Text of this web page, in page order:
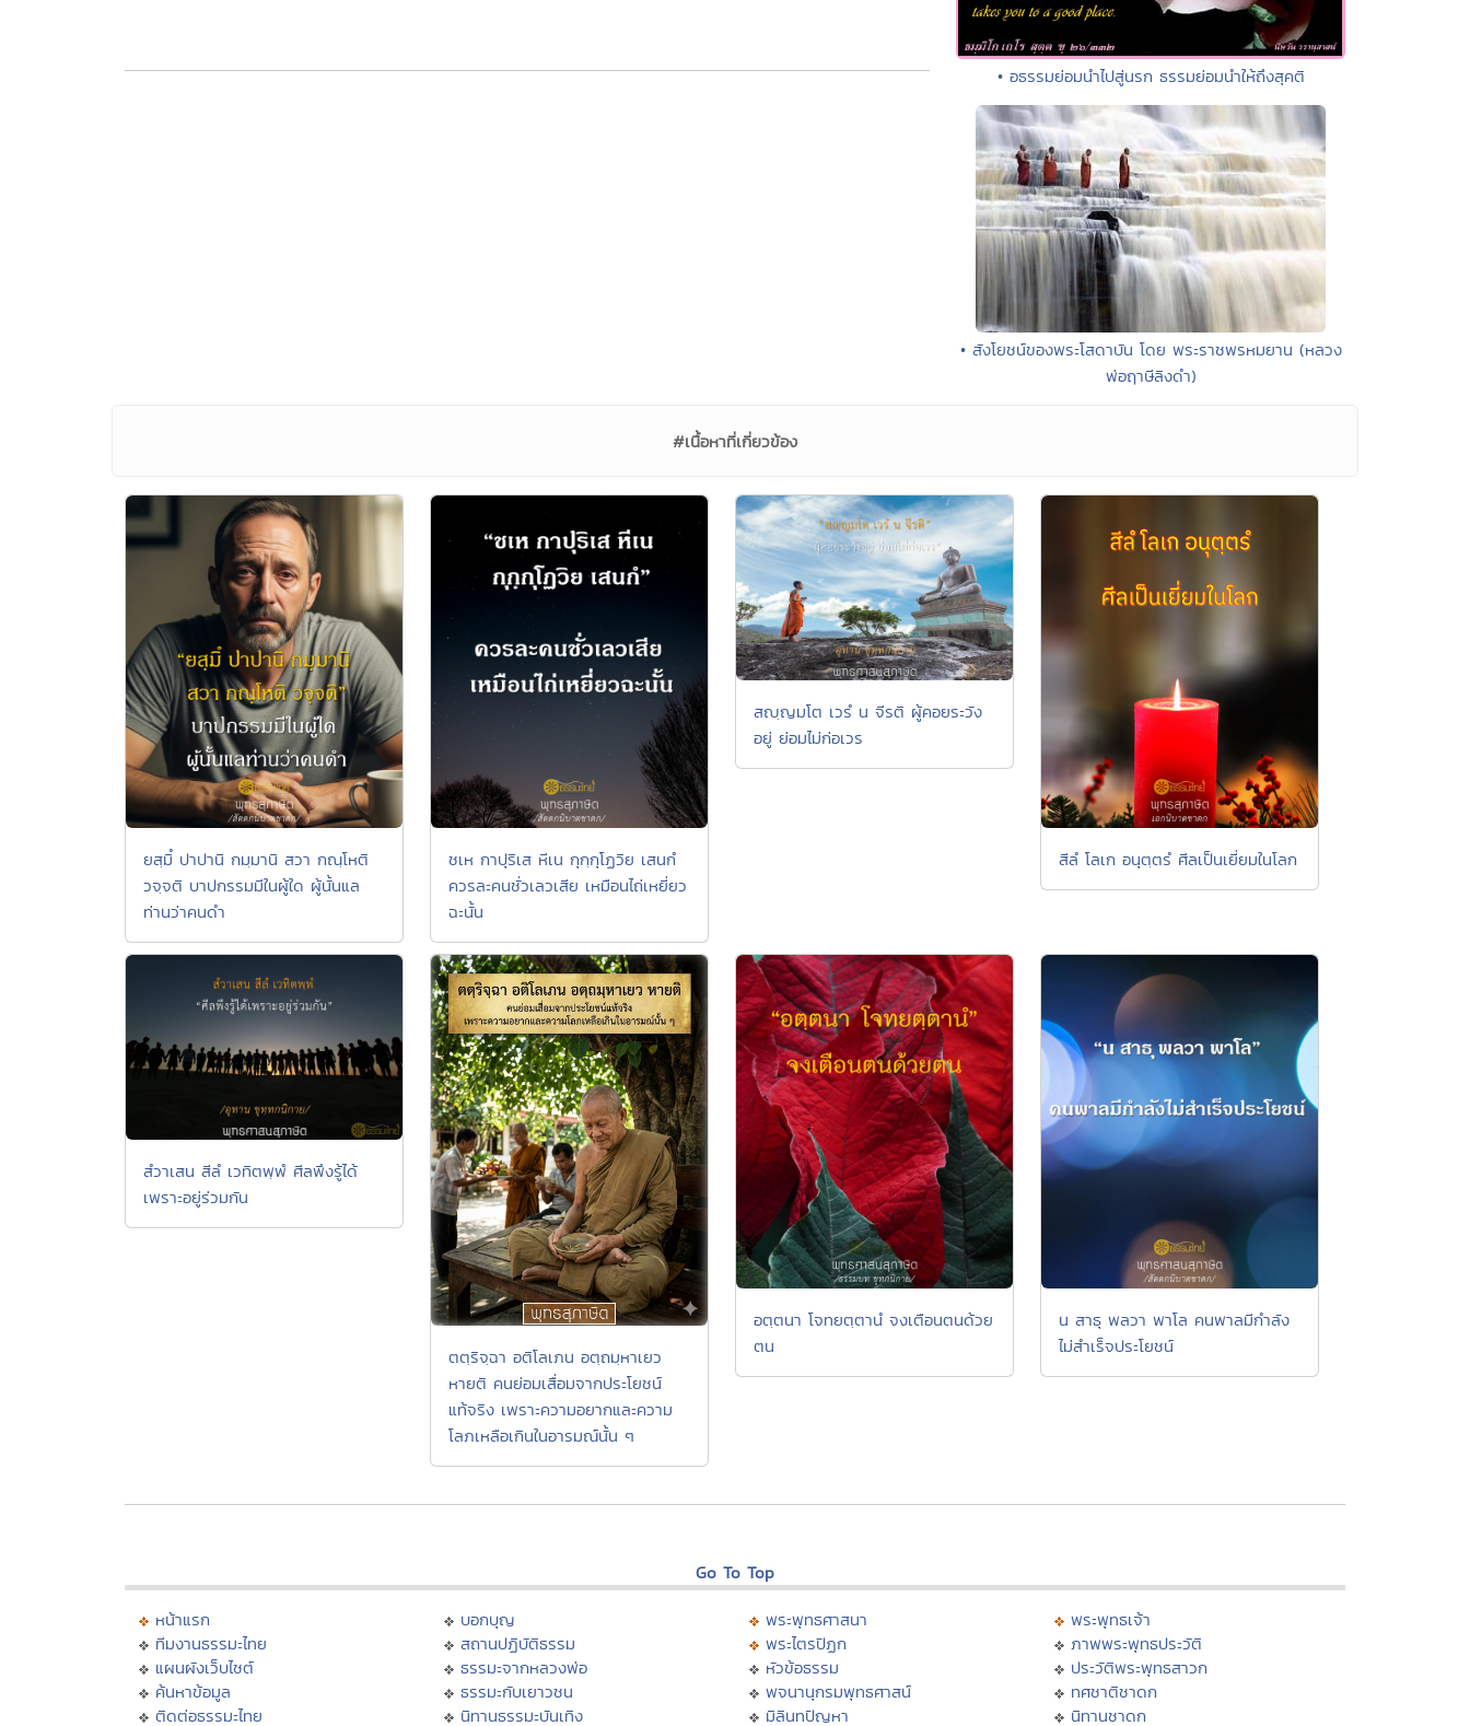
• อธรรมย่อมนำไปสู่นรก ธรรมย่อมนำให้ถึงสุคติ
• สังโยชน์ของพระโสดาบัน โดย พระราชพรหมยาน (หลวง
พ่อฤาษีลิงดำ)
#เนื้อหาที่เกี่ยวข้อง
ยสฺมิํ ปาปานิ กมฺมานิ สวา กณฺโหติ
วจฺจติ บาปกรรมมีในผู้ใด ผู้นั้นแล
ท่านว่าคนดำ
ชเห กาปุริเส หีเน กุกฺกุโฏวิย เสนกํ
ควรละคนชั่วเลวเสีย เหมือนไถ่เหยี่ยว
ฉะนั้น
สญฺญมโต เวรํ น จีรติ ผู้คอยระวัง
อยู่ ย่อมไม่ก่อเวร
สีลํ โลเก อนุตฺตรํ ศีลเป็นเยี่ยมในโลก
สํวาเสน สีลํ เวทิตพฺพํ ศีลพึงรู้ได้
เพราะอยู่ร่วมกัน
ตตฺริจฺฉา อติโลเภน อตฺถมฺหาเยว
หายติ คนย่อมเสื่อมจากประโยชน์
แท้จริง เพราะความอยากและความ
โลภเหลือเกินในอารมณ์นั้น ๆ
อตฺตนา โจทยตฺตานํ จงเตือนตนด้วย
ตน
น สาธุ พลวา พาโล คนพาลมีกำลัง
ไม่สำเร็จประโยชน์
Go To Top
หน้าแรก
ทีมงานธรรมะไทย
แผนผังเว็บไซต์
ค้นหาข้อมูล
ติดต่อธรรมะไทย
บอกบุญ
สถานปฏิบัติธรรม
ธรรมะจากหลวงพ่อ
ธรรมะกับเยาวชน
นิทานธรรมะบันเทิง
พระพุทธศาสนา
พระไตรปิฏก
หัวข้อธรรม
พจนานุกรมพุทธศาสน์
มิลินทปัญหา
พระพุทธเจ้า
ภาพพระพุทธประวัติ
ประวัติพระพุทธสาวก
ทศชาติชาดก
นิทานชาดก